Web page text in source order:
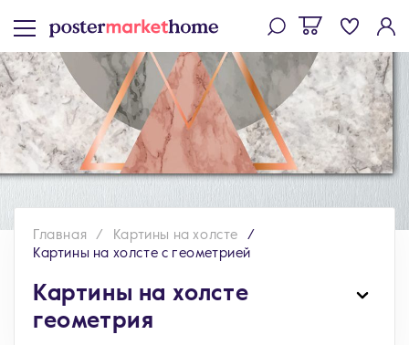
Главная
Картины на холсте
Картины на холсте с геометрией
Картины на холсте
геометрия